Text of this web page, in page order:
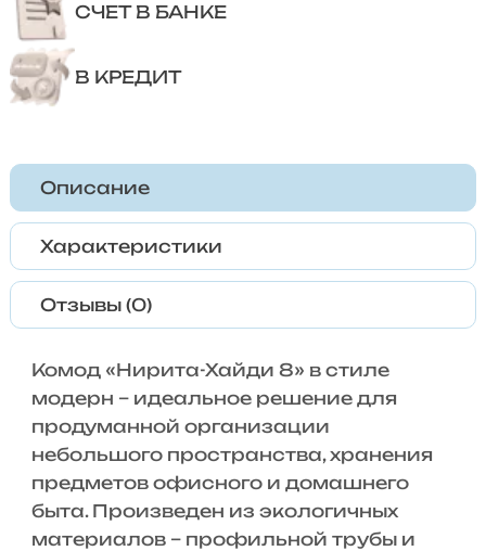
СЧЕТ В БАНКЕ
В КРЕДИТ
Описание
Характеристики
Отзывы (0)
Комод «Нирита-Хайди 8» в стиле
модерн – идеальное решение для
продуманной организации
небольшого пространства, хранения
предметов офисного и домашнего
быта. Произведен из экологичных
материалов – профильной трубы и